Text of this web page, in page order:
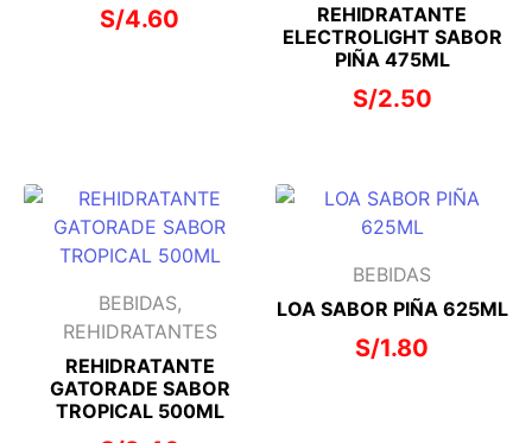
S/4.60
REHIDRATANTE
ELECTROLIGHT SABOR
PIÑA 475ML
S/2.50
BEBIDAS,
REHIDRATANTES
REHIDRATANTE
GATORADE SABOR
TROPICAL 500ML
BEBIDAS
LOA SABOR PIÑA 625ML
S/1.80